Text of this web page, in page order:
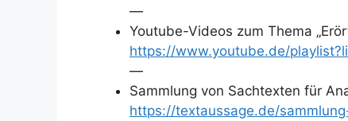
—
Youtube-Videos zum Thema
https://www.youtube.de/
—
Sammlung von Sachtexten für
https://textaussage.de/